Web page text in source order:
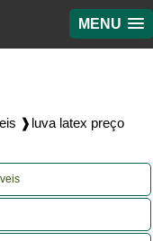
MENU
❱ luva latex preço